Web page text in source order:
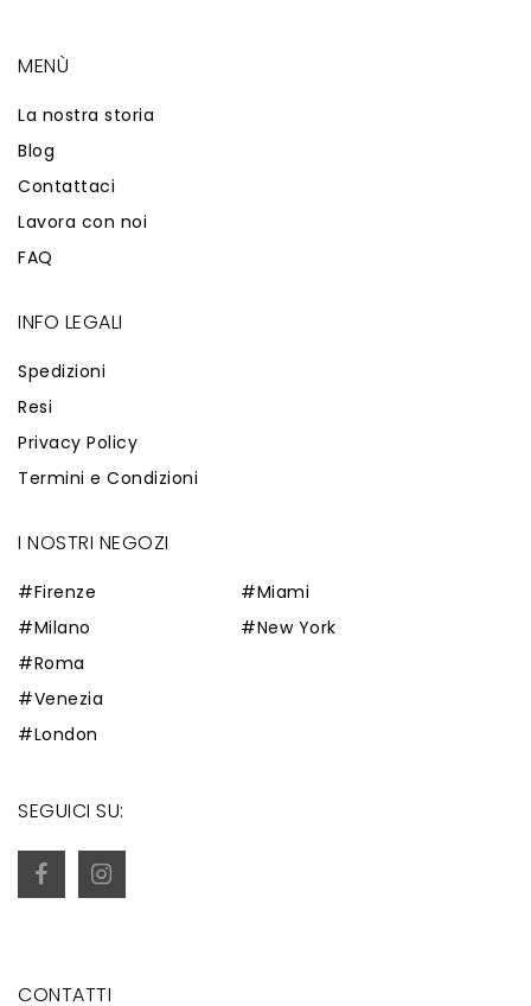
MENÙ
La nostra storia
Blog
Contattaci
Lavora con noi
FAQ
INFO LEGALI
Spedizioni
Resi
Privacy Policy
Termini e Condizioni
I NOSTRI NEGOZI
#Firenze
#Milano
#Roma
#Venezia
#London
#Miami
#New York
SEGUICI SU:
CONTATTI